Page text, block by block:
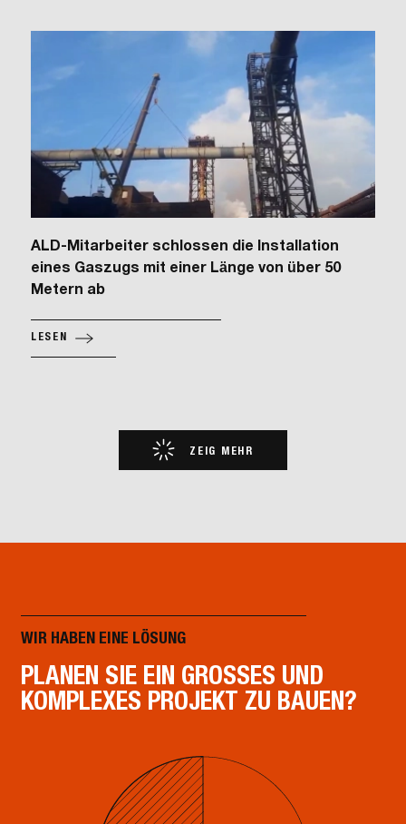
ALD-Mitarbeiter schlossen die Installation
eines Gaszugs mit einer Länge von über 50
Metern ab
LESEN
ZEIG MEHR
WIR HABEN EINE LÖSUNG
PLANEN SIE EIN GROSSES UND K
OMPLEXES PROJEKT ZU BAUEN?